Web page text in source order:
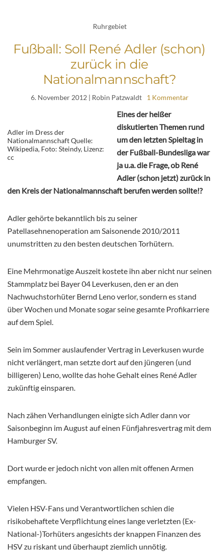
Ruhrgebiet
Fußball: Soll René Adler (schon)
zurück in die
Nationalmannschaft?
6. November 2012| Robin Patzwaldt 1 Kommentar
Adler im Dress der
Nationalmannschaft Quelle:
Wikipedia, Foto: Steindy, Lizenz:
cc
Eines der heißer
diskutierten Themen rund
um den letzten Spieltag in
der Fußball-Bundesliga war
ja u.a. die Frage, ob René
Adler (schon jetzt) zurück in
den Kreis der Nationalmannschaft berufen werden sollte!?
Adler gehörte bekanntlich bis zu seiner
Patellasehnenoperation am Saisonende 2010/2011
unumstritten zu den besten deutschen Torhütern.
Eine Mehrmonatige Auszeit kostete ihn aber nicht nur seinen
Stammplatz bei Bayer 04 Leverkusen, den er an den
Nachwuchstorhüter Bernd Leno verlor, sondern es stand
über Wochen und Monate sogar seine gesamte Profikarriere
auf dem Spiel.
Sein im Sommer auslaufender Vertrag in Leverkusen wurde
nicht verlängert, man setzte dort auf den jüngeren (und
billigeren) Leno, wollte das hohe Gehalt eines René Adler
zukünftig einsparen.
Nach zähen Verhandlungen einigte sich Adler dann vor
Saisonbeginn im August auf einen Fünfjahresvertrag mit dem
Hamburger SV.
Dort wurde er jedoch nicht von allen mit offenen Armen
empfangen.
Vielen HSV-Fans und Verantwortlichen schien die
risikobehaftete Verpflichtung eines lange verletzten (Ex-
National-)Torhüters angesichts der knappen Finanzen des
HSV zu riskant und überhaupt ziemlich unnötig.